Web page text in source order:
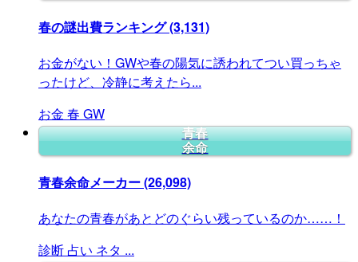
春の謎出費ランキング(3,131)
お金がない！GWや春の陽気に誘われてつい買っちゃ
ったけど、冷静に考えたら...
お金 春 GW
青春
余命
青春余命メーカー(26,098)
あなたの青春があとどのぐらい残っているのか……！
診断 占い ネタ ...